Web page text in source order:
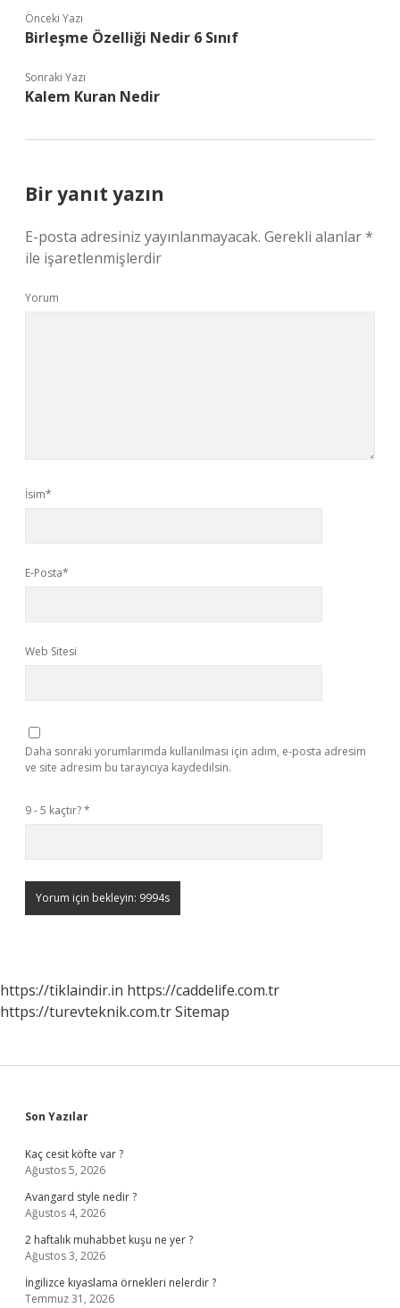
Önceki Yazı
Birleşme Özelliği Nedir 6 Sınıf
Sonraki Yazı
Kalem Kuran Nedir
Bir yanıt yazın
E-posta adresiniz yayınlanmayacak. Gerekli alanlar*
ile işaretlenmişlerdir
Yorum
İsim*
E-Posta*
Web Sitesi
Daha sonraki yorumlarımda kullanılması için adım, e-posta adresim
ve site adresim bu tarayıcıya kaydedilsin.
9 - 5 kaçtır?*
https://tiklaindir.in https://caddelife.com.tr
https://turevteknik.com.trSitemap
Sidebar
Son Yazılar
Kaç cesit köfte var ?
Ağustos 5, 2026
Avangard style nedir ?
Ağustos 4, 2026
2 haftalık muhabbet kuşu ne yer ?
Ağustos 3, 2026
İngilizce kıyaslama örnekleri nelerdir ?
Temmuz 31, 2026